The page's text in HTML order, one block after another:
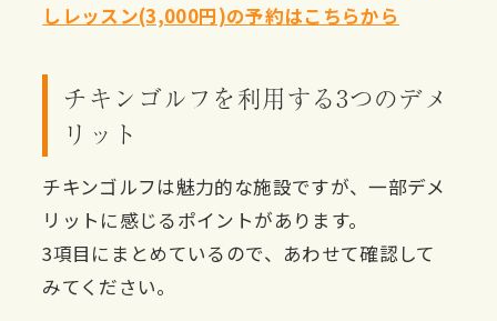
しレッスン(3,000円)の予約はこちらから
チキンゴルフを利用する3つのデメ
リット
チキンゴルフは魅力的な施設ですが、一部デメ
リットに感じるポイントがあります。
3項目にまとめているので、あわせて確認して
みてください。